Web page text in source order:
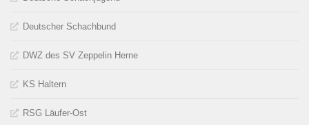
Deutscher Schachbund
DWZ des SV Zeppelin Herne
KS Haltern
RSG Läufer-Ost